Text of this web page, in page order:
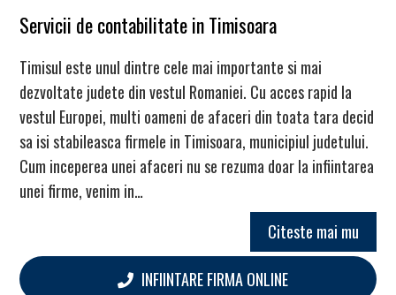
Servicii de contabilitate in Timisoara
Timisul este unul dintre cele mai importante si mai
dezvoltate judete din vestul Romaniei. Cu acces rapid la
vestul Europei, multi oameni de afaceri din toata tara decid
sa isi stabileasca firmele in Timisoara, municipiul judetului.
Cum inceperea unei afaceri nu se rezuma doar la infiintarea
unei firme, venim in…
Citeste mai mu
INFIINTARE FIRMA ONLINE